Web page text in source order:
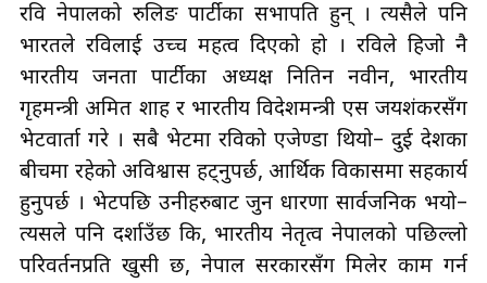
रवि नेपालको रुलिङ पार्टीका सभापति हुन् । त्यसैले पनि
भारतले रविलाई उच्च महत्व दिएको हो । रविले हिजो नै
भारतीय जनता पार्टीका अध्यक्ष नितिन नवीन, भारतीय
गृहमन्त्री अमित शाह र भारतीय विदेशमन्त्री एस जयशंकरसँग
भेटवार्ता गरे । सबै भेटमा रविको एजेण्डा थियो– दुई देशका
बीचमा रहेको अविश्वास हट्नुपर्छ, आर्थिक विकासमा सहकार्य
हुनुपर्छ । भेटपछि उनीहरुबाट जुन धारणा सार्वजनिक भयो–
त्यसले पनि दर्शाउँछ कि, भारतीय नेतृत्व नेपालको पछिल्लो
परिवर्तनप्रति खुसी छ, नेपाल सरकारसँग मिलेर काम गर्न